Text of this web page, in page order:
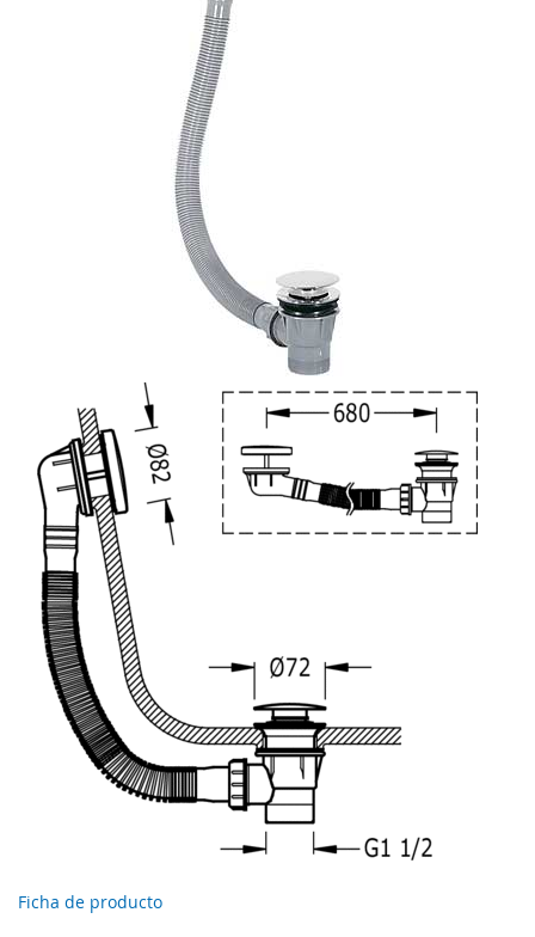
Ficha de producto